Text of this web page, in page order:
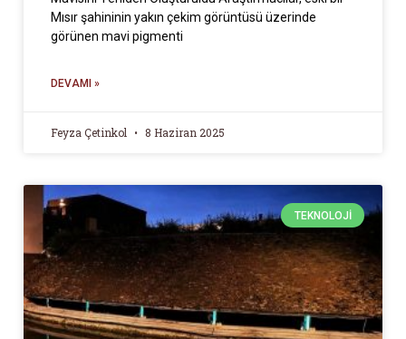
Mısır şahininin yakın çekim görüntüsü üzerinde
görünen mavi pigmenti
DEVAMI »
Feyza Çetinkol 8 Haziran 2025
TEKNOLOJI